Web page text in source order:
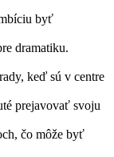
byť
dramatiku.
keď sú v centre
prejavovať svoju
čo môže byť